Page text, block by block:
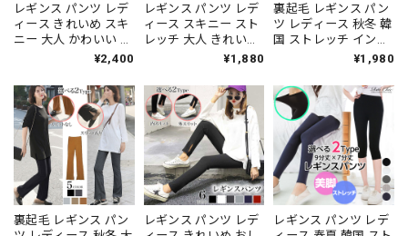
レギンス パンツ レデ
ィース きれいめ スキ
ニー 大人 かわいい お
しゃれ カジュアル ス
レッチ 大人可愛い 大
人女子 [LS-CDP007]
¥2,400
レギンス パンツ レデ
ィース スキニー スト
レッチ 大人 きれいめ
シンプル リブパンツ
人可愛い 大人女子
[LS-CDP005]
¥1,880
裏起毛 レギンス パン
ツ レディース 秋冬 韓
国 ストレッチ インナ
ー シンプル 防寒 保温
ル 部屋着 ハイウエス
ト リブレギンス 大人
可愛い 大人女子 [LW-
CCP018]
¥1,980
裏起毛 レギンス パン
レギンス パンツ レデ
レギンス パンツ レデ